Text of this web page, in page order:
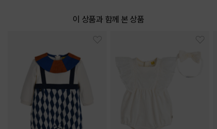
이 상품과 함께 본 상품